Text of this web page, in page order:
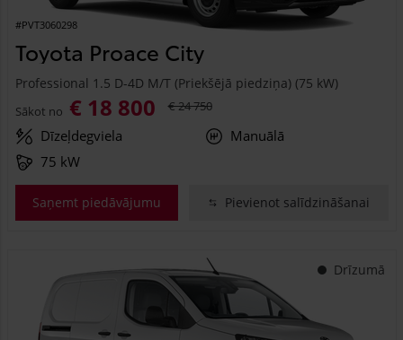
#PVT3060298
Toyota Proace City
Professional 1.5 D-4D M/T (Priekšējā piedziņa) (75 kW)
Sākot no € 18 800 € 24 750
Dīzeļdegviela
Manuālā
75 kW
Saņemt piedāvājumu Pievienot salīdzināšanai
Drīzumā